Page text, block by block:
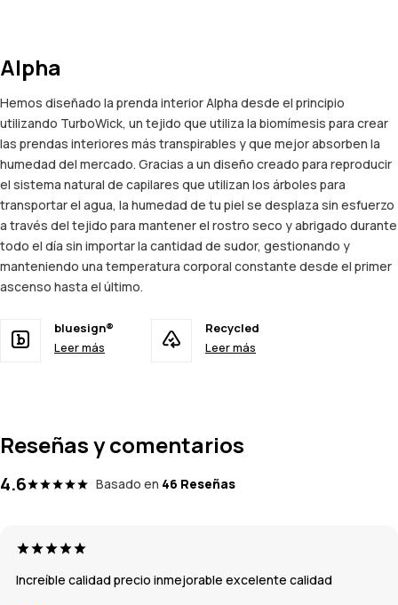
Alpha
Hemos diseñado la prenda interior Alpha desde el principio
utilizando TurboWick, un tejido que utiliza la biomímesis para crear
las prendas interiores más transpirables y que mejor absorben la
humedad del mercado. Gracias a un diseño creado para reproducir
el sistema natural de capilares que utilizan los árboles para
transportar el agua, la humedad de tu piel se desplaza sin esfuerzo
a través del tejido para mantener el rostro seco y abrigado durante
todo el día sin importar la cantidad de sudor, gestionando y
manteniendo una temperatura corporal constante desde el primer
ascenso hasta el último.
bluesign®
Leer más
Recycled
Leer más
Reseñas y comentarios
4.6 Basado en 46 Reseñas
Increíble calidad precio inmejorable excelente calidad